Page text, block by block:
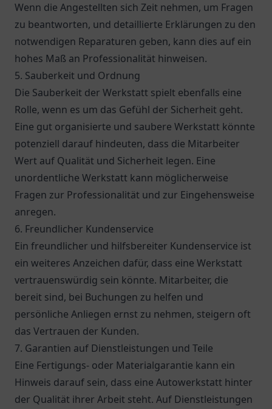
Wenn die Angestellten sich Zeit nehmen, um Fragen
zu beantworten, und detaillierte Erklärungen zu den
notwendigen Reparaturen geben, kann dies auf ein
hohes Maß an Professionalität hinweisen.
5. Sauberkeit und Ordnung
Die Sauberkeit der Werkstatt spielt ebenfalls eine
Rolle, wenn es um das Gefühl der Sicherheit geht.
Eine gut organisierte und saubere Werkstatt könnte
potenziell darauf hindeuten, dass die Mitarbeiter
Wert auf Qualität und Sicherheit legen. Eine
unordentliche Werkstatt kann möglicherweise
Fragen zur Professionalität und zur Eingehensweise
anregen.
6. Freundlicher Kundenservice
Ein freundlicher und hilfsbereiter Kundenservice ist
ein weiteres Anzeichen dafür, dass eine Werkstatt
vertrauenswürdig sein könnte. Mitarbeiter, die
bereit sind, bei Buchungen zu helfen und
persönliche Anliegen ernst zu nehmen, steigern oft
das Vertrauen der Kunden.
7. Garantien auf Dienstleistungen und Teile
Eine Fertigungs- oder Materialgarantie kann ein
Hinweis darauf sein, dass eine Autowerkstatt hinter
der Qualität ihrer Arbeit steht. Auf Dienstleistungen